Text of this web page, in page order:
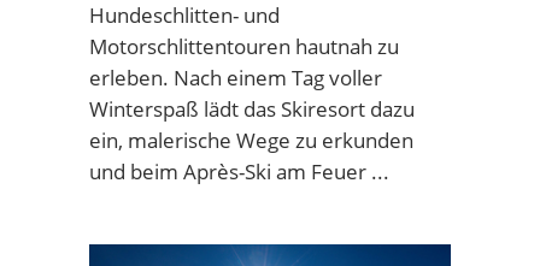
Hundeschlitten- und
Motorschlittentouren hautnah zu
erleben. Nach einem Tag voller
Winterspaß lädt das Skiresort dazu
ein, malerische Wege zu erkunden
und beim Après-Ski am Feuer